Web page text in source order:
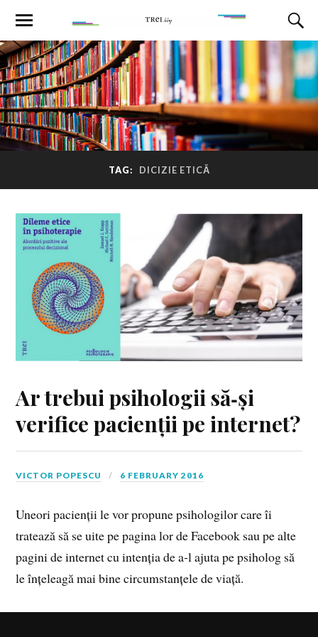
TAG: DICIZIE ETICĂ
Ar trebui psihologii să‑și
verifice pacienții pe internet?
VICTOR POPESCU 6 FEBRUARY 2016
Uneori pacienții le vor propune psihologilor care îi
tratează să se uite pe pagina lor de Facebook sau pe alte
pagini de internet cu intenția de a‑l ajuta pe psiholog să
le înțeleagă mai bine circumstanțele de viață.